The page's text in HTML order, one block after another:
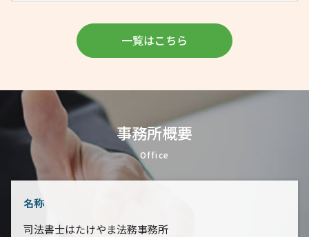
一覧はこちら
事務所概要
Office
名称
司法書士はたけやま法務事務所